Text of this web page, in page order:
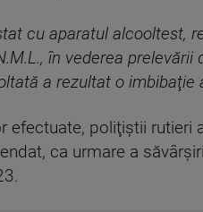
cu aparatul alcooltest,
în vederea
a rezultat o imbibaţie
efectuate, poliţiştii
ca urmare a